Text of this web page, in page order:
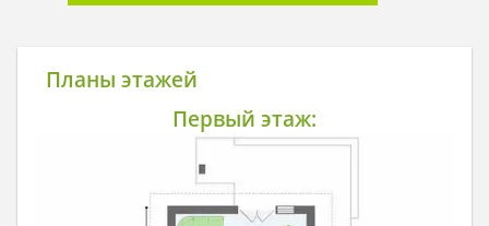
Планы этажей
Первый этаж: